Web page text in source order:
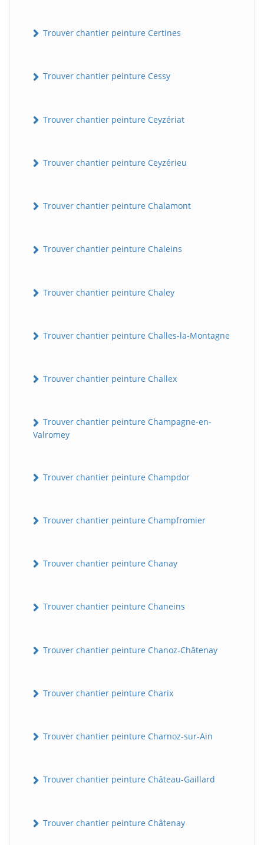
Trouver chantier peinture Certines
Trouver chantier peinture Cessy
Trouver chantier peinture Ceyzériat
Trouver chantier peinture Ceyzérieu
Trouver chantier peinture Chalamont
Trouver chantier peinture Chaleins
Trouver chantier peinture Chaley
Trouver chantier peinture Challes-la-Montagne
Trouver chantier peinture Challex
Trouver chantier peinture Champagne-en-
Valromey
Trouver chantier peinture Champdor
Trouver chantier peinture Champfromier
Trouver chantier peinture Chanay
Trouver chantier peinture Chaneins
Trouver chantier peinture Chanoz-Châtenay
Trouver chantier peinture Charix
Trouver chantier peinture Charnoz-sur-Ain
Trouver chantier peinture Château-Gaillard
Trouver chantier peinture Châtenay